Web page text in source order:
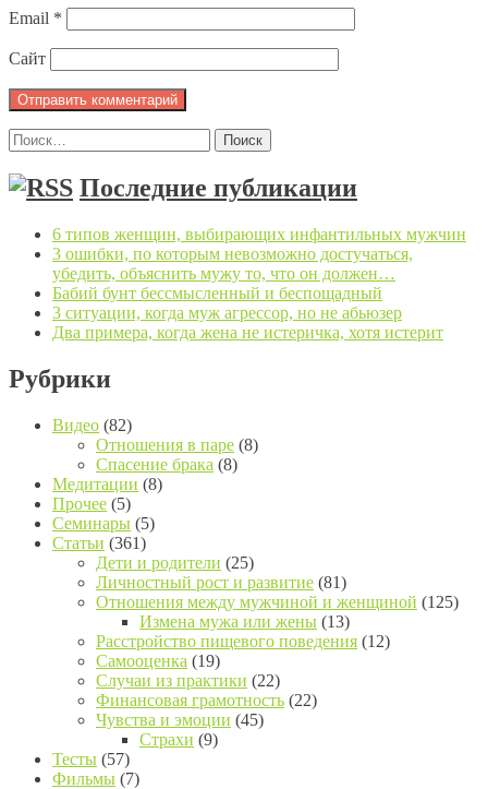
Email *
Сайт
Найти:
Последние публикации
6 типов женщин, выбирающих инфантильных мужчин
3 ошибки, по которым невозможно достучаться,
убедить, объяснить мужу то, что он должен…
Бабий бунт бессмысленный и беспощадный
3 ситуации, когда муж агрессор, но не абьюзер
Два примера, когда жена не истеричка, хотя истерит
Рубрики
Видео (82)
Отношения в паре (8)
Спасение брака (8)
Медитации (8)
Прочее (5)
Семинары (5)
Статьи (361)
Дети и родители (25)
Личностный рост и развитие (81)
Отношения между мужчиной и женщиной (125)
Измена мужа или жены (13)
Расстройство пищевого поведения (12)
Самооценка (19)
Случаи из практики (22)
Финансовая грамотность (22)
Чувства и эмоции (45)
Страхи (9)
Тесты (57)
Фильмы (7)